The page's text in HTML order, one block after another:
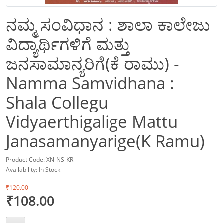
ನಮ್ಮ ಸಂವಿಧಾನ : ಶಾಲಾ ಕಾಲೇಜು
ವಿದ್ಯಾರ್ಥಿಗಳಿಗೆ ಮತ್ತು
ಜನಸಾಮಾನ್ಯರಿಗೆ(ಕೆ ರಾಮು) -
Namma Samvidhana :
Shala Collegu
Vidyaerthigalige Mattu
Janasamanyarige(K Ramu)
Product Code: XN-NS-KR
Availability: In Stock
₹120.00
₹108.00